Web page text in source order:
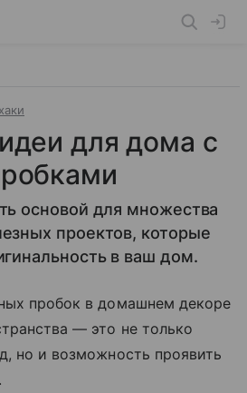
для дома с
основой для множества
проектов, которые
в ваш дом.
пробок в домашнем декоре
— это не только
но и возможность проявить